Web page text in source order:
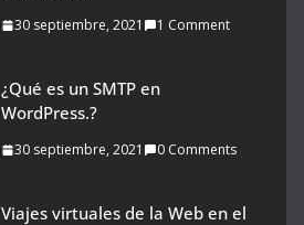
30 septiembre, 2021 1 Comment
¿Qué es un SMTP en
WordPress.?
30 septiembre, 2021 0 Comments
Viajes virtuales de la Web en el